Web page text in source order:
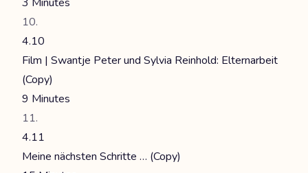
4.10
Film | Swantje Peter und Sylvia Reinhold: Elternarbeit
(Copy)
9 Minutes
4.11
Meine nächsten Schritte … (Copy)